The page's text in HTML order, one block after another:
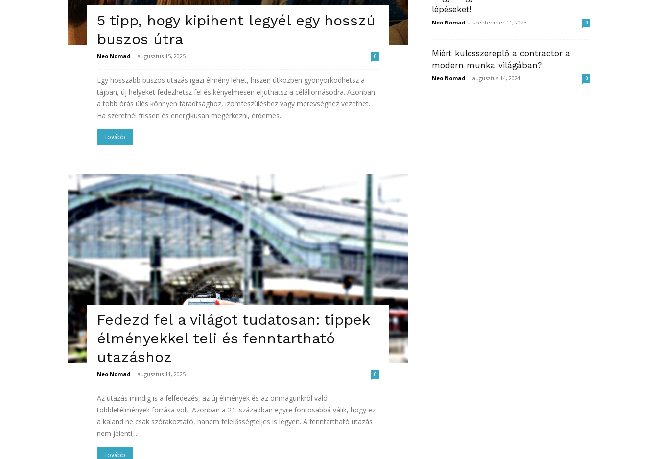
5 tipp, hogy kipihent legyél egy hosszú
buszos útra
Neo Nomad - augusztus 15, 2025 0
Egy hosszabb buszos utazás igazi élmény lehet, hiszen útközben gyönyörködhetsz a
tájban, új helyeket fedezhetsz fel és kényelmesen eljuthatsz a célállomásodra. Azonban
a több órás ülés könnyen fáradtsághoz, izomfeszüléshez vagy merevséghez vezethet.
Ha szeretnél frissen és energikusan megérkezni, érdemes...
Tovább
Fedezd fel a világot tudatosan: tippek
élményekkel teli és fenntartható
utazáshoz
Neo Nomad - augusztus 11, 2025 0
Az utazás mindig is a felfedezés, az új élmények és az önmagunkról való
többletélmények forrása volt. Azonban a 21. században egyre fontosabbá válik, hogy ez
a kaland ne csak szórakoztató, hanem felelősségteljes is legyen. A fenntartható utazás
nem jelenti,...
Tovább
lépéseket!
Neo Nomad - szeptember 11, 2023 0
Miért kulcsszereplő a contractor a
modern munka világában?
Neo Nomad - augusztus 14, 2024 0